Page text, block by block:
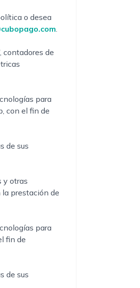
o desea
.
contadores de
para
con el fin de
de sus
y otras
prestación de
para
fin de
de sus